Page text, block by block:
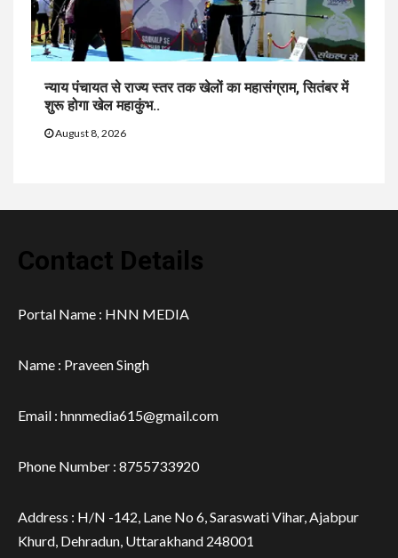
न्याय पंचायत से राज्य स्तर तक खेलों का महासंग्राम, सितंबर में
शुरू होगा खेल महाकुंभ..
August 8, 2026
Contact Details
Portal Name : HNN MEDIA
Name : Praveen Singh
Email : hnnmedia615@gmail.com
Phone Number : 8755733920
Address : H/N -142, Lane No 6, Saraswati Vihar, Ajabpur
Khurd, Dehradun, Uttarakhand 248001